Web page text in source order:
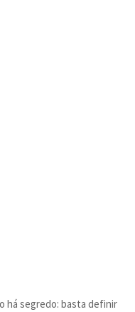
há segredo: basta definir